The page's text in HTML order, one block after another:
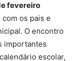
fevereiro
os pais e
O encontro
importantes
escolar,